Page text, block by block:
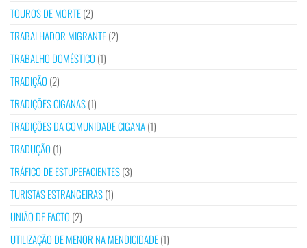
TOUROS DE MORTE(2)
TRABALHADOR MIGRANTE(2)
TRABALHO DOMÉSTICO (1)
TRADIÇÃO (2)
TRADIÇÕES CIGANAS(1)
TRADIÇÕES DA COMUNIDADE CIGANA(1)
TRADUÇÃO (1)
TRÁFICO DE ESTUPEFACIENTES(3)
TURISTAS ESTRANGEIRAS(1)
UNIÃO DE FACTO (2)
UTILIZAÇÃO DE MENOR NA MENDICIDADE(1)